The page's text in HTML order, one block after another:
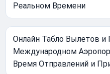
Реальном Времени
Онлайн Табло Вылетов и
Международном
Время Отправлений и